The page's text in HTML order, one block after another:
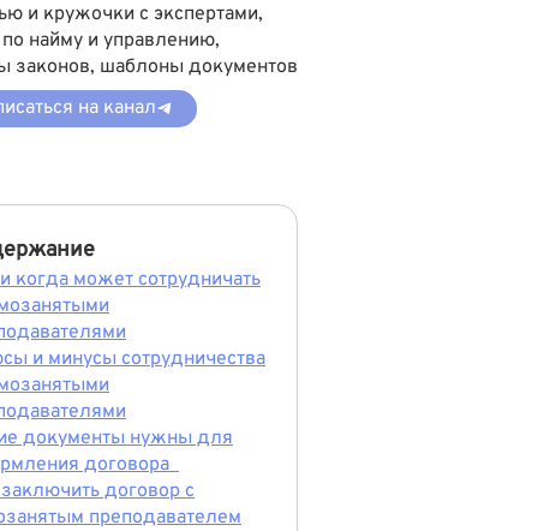
и кружочки с экспертами,
найму и управлению,
законов, шаблоны документов
на канал
когда может сотрудничать
и минусы сотрудничества
документы нужны для
договора
договор с
преподавателем